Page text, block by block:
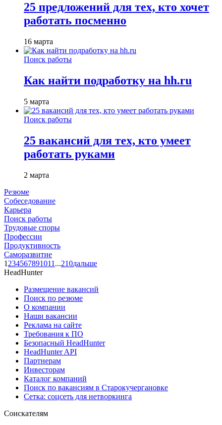
25 предложений для тех, кто хочет
работать посменно
16 марта
Поиск работы
Как найти подработку на hh.ru
5 марта
Поиск работы
25 вакансий для тех, кто умеет
работать руками
2 марта
Резюме
Собеседование
Карьера
Поиск работы
Трудовые споры
Профессии
Продуктивность
Саморазвитие
1 234567891011 ...210дальше
HeadHunter
Размещение вакансий
Поиск по резюме
О компании
Наши вакансии
Реклама на сайте
Требования к ПО
Безопасный HeadHunter
HeadHunter API
Партнерам
Инвесторам
Каталог компаний
Поиск по вакансиям в Старокучергановке
Сетка: соцсеть для нетворкинга
Соискателям